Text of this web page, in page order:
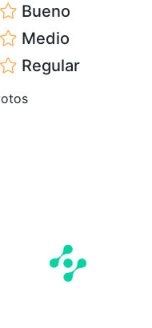
Bueno
Medio
Regular